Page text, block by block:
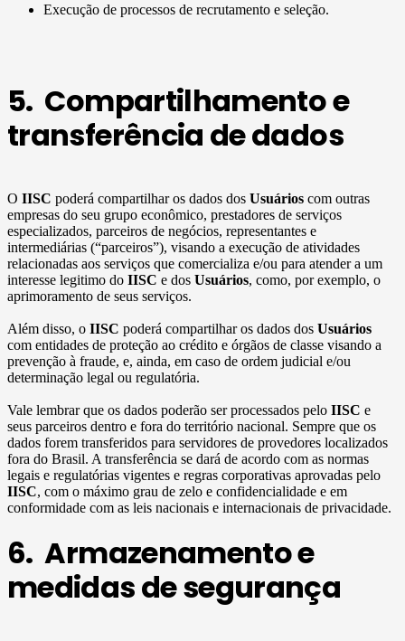
Execução de processos de recrutamento e seleção.
5. Compartilhamento e
transferência de dados
O IISC poderá compartilhar os dados dos Usuários com outras
empresas do seu grupo econômico, prestadores de serviços
especializados, parceiros de negócios, representantes e
intermediárias (“parceiros”), visando a execução de atividades
relacionadas aos serviços que comercializa e/ou para atender a um
interesse legitimo do IISC e dos Usuários, como, por exemplo, o
aprimoramento de seus serviços.
Além disso, o IISC poderá compartilhar os dados dos Usuários
com entidades de proteção ao crédito e órgãos de classe visando a
prevenção à fraude, e, ainda, em caso de ordem judicial e/ou
determinação legal ou regulatória.
Vale lembrar que os dados poderão ser processados pelo IISC e
seus parceiros dentro e fora do território nacional. Sempre que os
dados forem transferidos para servidores de provedores localizados
fora do Brasil. A transferência se dará de acordo com as normas
legais e regulatórias vigentes e regras corporativas aprovadas pelo
IISC, com o máximo grau de zelo e confidencialidade e em
conformidade com as leis nacionais e internacionais de privacidade.
6. Armazenamento e
medidas de segurança